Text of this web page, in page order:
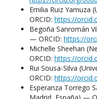
Emilia Ruiz Yamuza
ORCID: https://
Begoña Sanromán
— ORCID: https://
Michelle Sheehan
ORCID: https://
Rui Sousa-Silva
ORCID: https://
Esperanza Torrego